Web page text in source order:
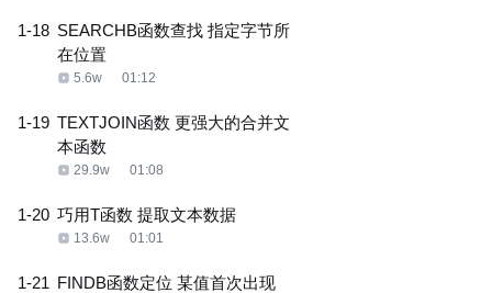
1-18 SEARCHB函数查找 指定字节所
在位置
5.6w 01:12
1-19 TEXTJOIN函数 更强大的合并文
本函数
29.9w 01:08
1-20 巧用T函数 提取文本数据
13.6w 01:01
1-21 FINDB函数定位 某值首次出现